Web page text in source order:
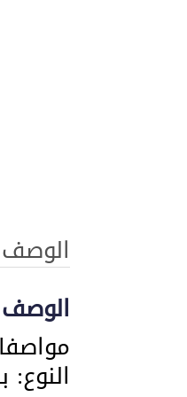
الوصف
الوصف